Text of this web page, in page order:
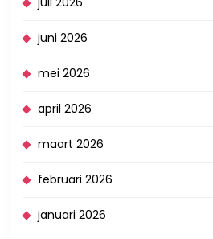
juni 2026
mei 2026
april 2026
maart 2026
februari 2026
januari 2026